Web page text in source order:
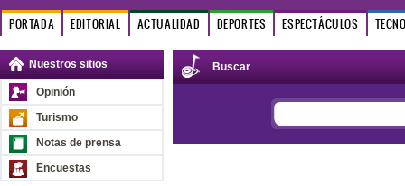
PORTADA EDITORIAL ACTUALIDAD DEPORTES ESPECTÁCULOS
Nuestros sitios
Opinión
Turismo
Notas de prensa
Encuestas
Buscar